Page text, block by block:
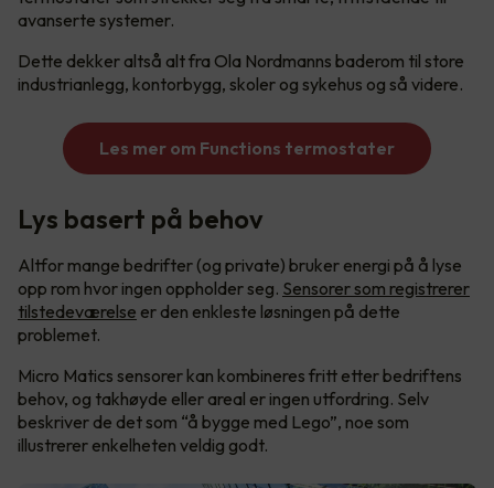
avanserte systemer.
Dette dekker altså alt fra Ola Nordmanns baderom til store
industrianlegg, kontorbygg, skoler og sykehus og så videre.
Les mer om Functions termostater
Lys basert på behov
Altfor mange bedrifter (og private) bruker energi på å lyse
opp rom hvor ingen oppholder seg. Sensorer som registrerer
tilstedeværelse er den enkleste løsningen på dette
problemet.
Micro Matics sensorer kan kombineres fritt etter bedriftens
behov, og takhøyde eller areal er ingen utfordring. Selv
beskriver de det som “å bygge med Lego”, noe som
illustrerer enkelheten veldig godt.